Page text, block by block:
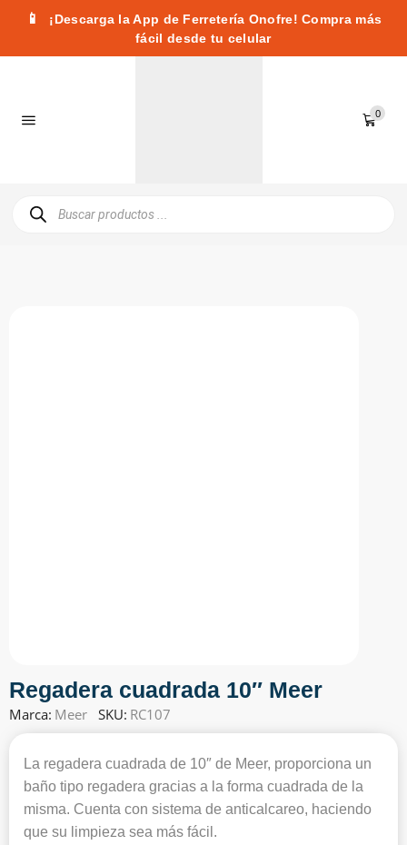
📱
¡Descarga la App de Ferretería Onofre! Compra más
fácil desde tu celular
0
Regadera cuadrada 10″ Meer
Marca: Meer SKU: RC107
La regadera cuadrada de 10″ de Meer, proporciona un
baño tipo regadera gracias a la forma cuadrada de la
misma. Cuenta con sistema de anticalcareo, haciendo
que su limpieza sea más fácil.